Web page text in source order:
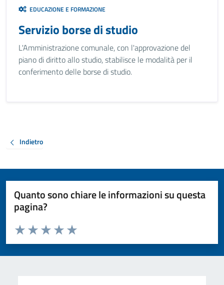
EDUCAZIONE E FORMAZIONE
Servizio borse di studio
L'Amministrazione comunale, con l'approvazione del
piano di diritto allo studio, stabilisce le modalità per il
conferimento delle borse di studio.
Indietro
Quanto sono chiare le informazioni su questa
pagina?
Valuta da 1 a 5 stelle la pagina
Valuta 5 stelle su 5
Valuta 4 stelle su 5
Valuta 3 stelle su 5
Valuta 2 stelle su 5
Valuta 1 stelle su 5